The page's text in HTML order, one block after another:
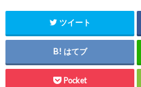
ツイート
はてブ
Pocket